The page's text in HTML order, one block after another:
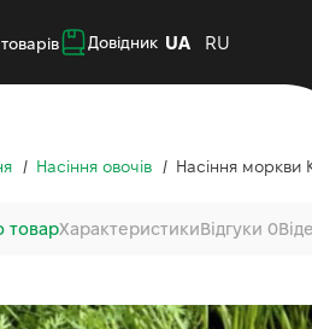
Довідник UA RU
Насіння овочів Насіння моркви
товарХарактеристикиВідгуки 0